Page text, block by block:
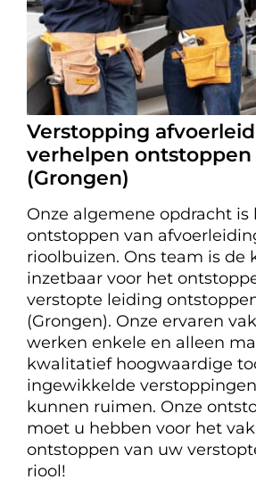
Verstopping
verhelpen
(Grongen)
Onze algemene opdracht is
ontstoppen van
rioolbuizen. Ons team is de
inzetbaar voor het
verstopte leiding
(Grongen). Onze ervaren
werken enkele en alleen
kwalitatief hoogwaardige
ingewikkelde
kunnen ruimen. Onze
moet u hebben voor het
ontstoppen van uw
riool!